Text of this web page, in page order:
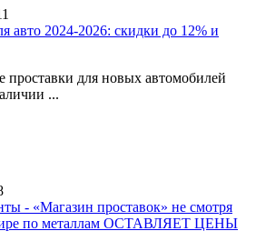
авто 2024-2026: скидки до 12% и
проставки для новых автомобилей
...
- «Магазин проставок» не смотря
по металлам ОСТАВЛЯЕТ ЦЕНЫ